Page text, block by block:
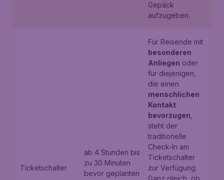
Gepäck
aufzugeben.
Ticketschalter
ab 4 Stunden bis
zu 30 Minuten
bevor geplanten
Für Reisende mit
besonderen
Anliegen oder
für diejenigen,
die einen
menschlichen
Kontakt
bevorzugen
steht der
traditionelle
Check-In am
Ticketschalter
zur Verfügung.
Ganz gleich, ob